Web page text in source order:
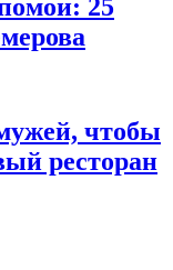
25
чтобы
ресторан